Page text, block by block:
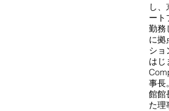
し
ート
勤務
に拠
ショ
はじ
事長
館館
た理